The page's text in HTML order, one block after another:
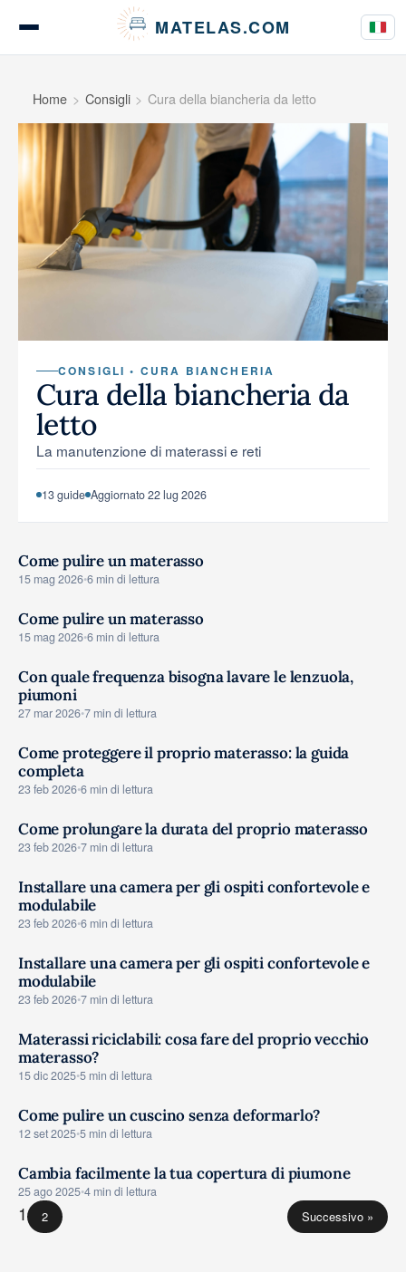
MATELAS.COM
Test e recensioni materassi
Test biancheria da letto
Guide all'acquisto
Consigli
Strumenti e simulatori
Home Consigli Cura della biancheria da letto
CONSIGLI • CURA BIANCHERIA
Cura della biancheria da
letto
La manutenzione di materassi e reti
13 guide Aggiornato 22 lug 2026
CONSIGLI
Come pulire un materasso
15 mag 2026•6 min di lettura
CONSIGLI
Come pulire un materasso
15 mag 2026•6 min di lettura
CONSIGLI
Con quale frequenza bisogna lavare le lenzuola,
piumoni
27 mar 2026•7 min di lettura
CONSIGLI
Come proteggere il proprio materasso: la guida
completa
23 feb 2026•6 min di lettura
CONSIGLI
Come prolungare la durata del proprio materasso
23 feb 2026•7 min di lettura
CONSIGLI
Installare una camera per gli ospiti confortevole e
modulabile
23 feb 2026•6 min di lettura
CONSIGLI
Installare una camera per gli ospiti confortevole e
modulabile
23 feb 2026•7 min di lettura
CONSIGLI
Materassi riciclabili: cosa fare del proprio vecchio
materasso?
15 dic 2025•5 min di lettura
CONSIGLI
Come pulire un cuscino senza deformarlo?
12 set 2025•5 min di lettura
CONSIGLI
Cambia facilmente la tua copertura di piumone
25 ago 2025•4 min di lettura
1 2 Successivo »
Pannello di gestione dei cookies